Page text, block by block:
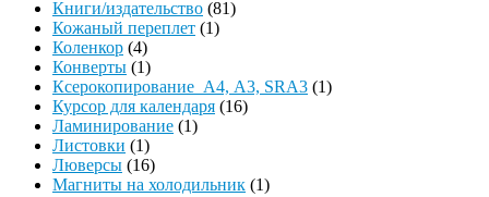
Книги/издательство (81)
Кожаный переплет (1)
Коленкор (4)
Конверты (1)
Ксерокопирование А4, А3, SRA3 (1)
Курсор для календаря (16)
Ламинирование (1)
Листовки (1)
Люверсы (16)
Магниты на холодильник (1)